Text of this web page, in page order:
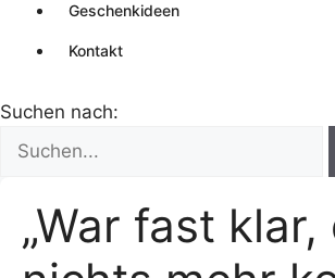
Geschenkideen
Kontakt
Suchen nach:
„War fast klar,